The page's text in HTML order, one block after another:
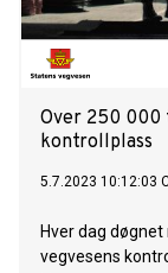
Over 250
kontrollplass
5.7.2023 10:12:03
Hver dag
vegvesens